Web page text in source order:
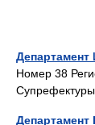
Департамент
Номер 38
Департамент